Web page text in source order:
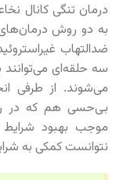
به دو روش
ضدالتهاب
سه حلقه‌ای
می‌شوند. از طرفی
بی‌حسی هم که در
موجب بهبود شرایط
نتوانست کمکی به